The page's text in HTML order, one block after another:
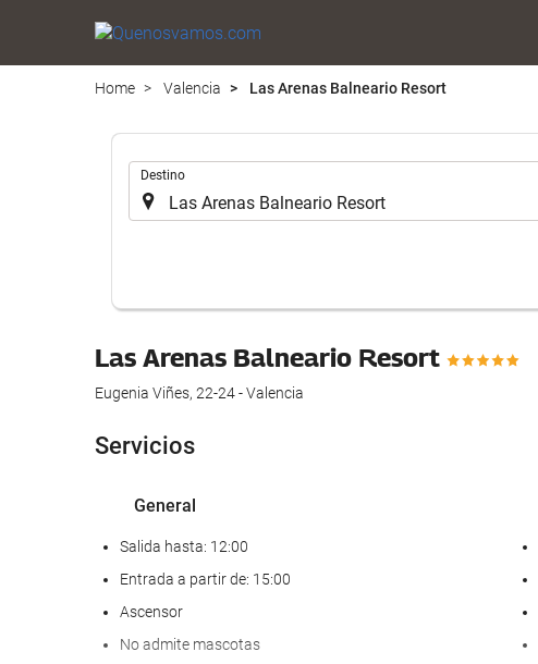
Home Valencia Las Arenas Balneario Resort
Destino
Las Arenas Balneario Resort
Eugenia Viñes, 22-24 - Valencia
Servicios
General
Salida hasta: 12:00
Entrada a partir de: 15:00
Ascensor
No admite mascotas